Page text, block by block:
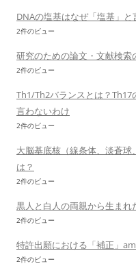
DNAの塩基はなぜ「塩基」と
2件のビュー
研究のための論文・文献検索
2件のビュー
Th1/Th2バランスとは？Th17
言わないわけ
2件のビュー
大脳基底核（線条体、淡蒼球
は？
2件のビュー
黒人と白人の両親から生まれ
2件のビュー
特許出願における「補正」
2件のビュー